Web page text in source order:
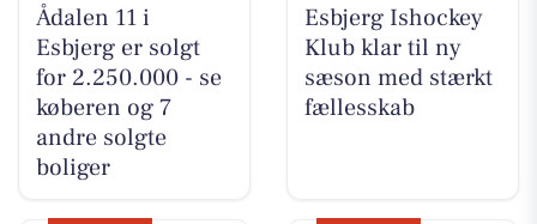
Ådalen 11 i
Esbjerg er solgt
for 2.250.000 - se
køberen og 7
andre solgte
boliger
Esbjerg Ishockey
Klub klar til ny
sæson med stærkt
fællesskab